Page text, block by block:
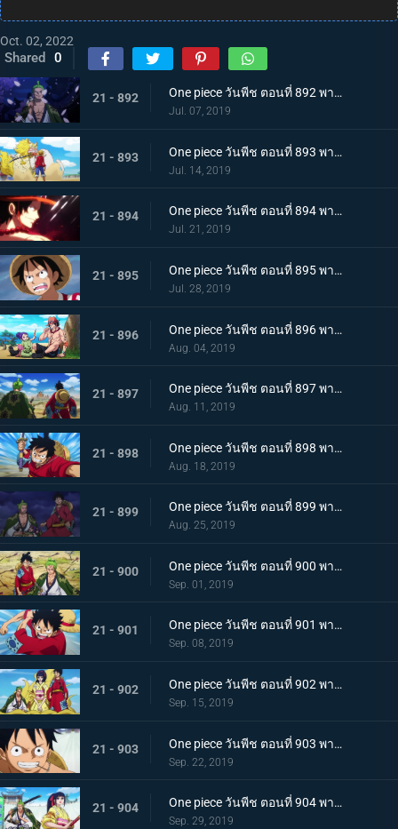
Oct. 02, 2022
Shared 0
21 - 892 One piece วันพีช ตอนที่ 892 พากย์ไทย แคว้นวาโนะคุนิ! สู่แคว้นแห่งซามูไร
Jul. 07, 2019
21 - 893 One piece วันพีช ตอนที่ 893 พากย์ไทย โอทามะปรากฏตัว ลูฟี่ vs ทหารไคโด!
Jul. 14, 2019
21 - 894 One piece วันพีช ตอนที่ 894 พากย์ไทย จะต้องมาแน่ๆ ตำนานเอสที่แคว้นวาโนะ!
Jul. 21, 2019
21 - 895 One piece วันพีช ตอนที่ 895 พากย์ไทย ตอนพิเศษ! นักล่าค่าหัวสุดแกร่ง ซีดอล
Jul. 28, 2019
21 - 896 One piece วันพีช ตอนที่ 896 พากย์ไทย ตอนพิเศษ! ศึกตัดสินระหว่างลูฟี่และเจ้าแห่งแก๊ส
Aug. 04, 2019
21 - 897 One piece วันพีช ตอนที่ 897 พากย์ไทย ช่วยโอทามะ หมวกฟางทะลวงฝ่าทุ่งรกร้าง!
Aug. 11, 2019
21 - 898 One piece วันพีช ตอนที่ 898 พากย์ไทย ดาราเด่น! จอมขมังเวทย์ฮอว์คินส์ออกโรง
Aug. 18, 2019
21 - 899 One piece วันพีช ตอนที่ 899 พากย์ไทย ความพ่ายแพ้ที่เลี่ยงไม่ได้ การโจมตีอย่างหนักของสตรอว์แมน!
Aug. 25, 2019
21 - 900 One piece วันพีช ตอนที่ 900 พากย์ไทย วันที่แสนจะสุดยอด โอทามะ และ ถั่วแดงต้ม
Sep. 01, 2019
21 - 901 One piece วันพีช ตอนที่ 901 พากย์ไทย บุกรังของศัตรู เมืองบาคุระที่เต็มไปด้วยเจ้าหน้าที่รัฐ!
Sep. 08, 2019
21 - 902 One piece วันพีช ตอนที่ 902 พากย์ไทย โยโกสุนะออกโรง อุราชิมะผู้ไร้เทียมทานผู้หมายปองโออิคุ!
Sep. 15, 2019
21 - 903 One piece วันพีช ตอนที่ 903 พากย์ไทย ตัดสินผลซูโม่ หมวกฟาง vs โยโกสุนะสุดแกร่ง!
Sep. 22, 2019
21 - 904 One piece วันพีช ตอนที่ 904 พากย์ไทย ลูฟี่เดือดจัด ช่วยทามะจากอันตราย!
Sep. 29, 2019